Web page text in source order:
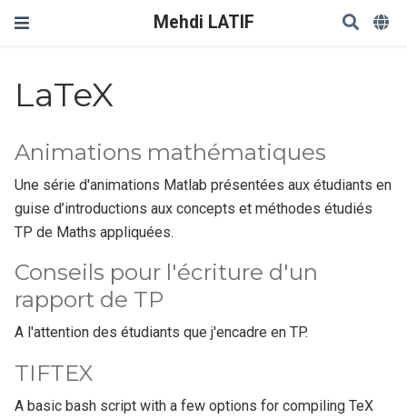
Mehdi LATIF
LaTeX
Animations mathématiques
Une série d'animations Matlab présentées aux étudiants en
guise d’introductions aux concepts et méthodes étudiés
TP de Maths appliquées.
Conseils pour l'écriture d'un
rapport de TP
A l'attention des étudiants que j'encadre en TP.
TIFTEX
A basic bash script with a few options for compiling TeX